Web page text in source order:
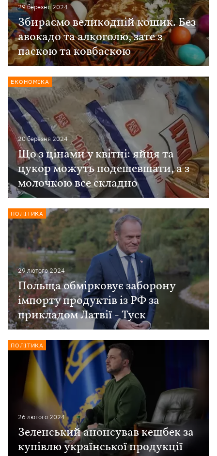
29 березня 2024
Збираємо великодній кошик. Без
авокадо та алкоголю, зате з
паскою та ковбаскою
20 березня 2024
Що з цінами у квітні: яйця та
цукор можуть подешевшати, а з
молочкою все складно
ЕКОНОМІКА
29 лютого 2024
Польща обмірковує заборону
імпорту продуктів із РФ за
прикладом Латвії - Туск
ПОЛІТИКА
26 лютого 2024
Зеленський анонсував кешбек за
купівлю української продукції
ПОЛІТИКА